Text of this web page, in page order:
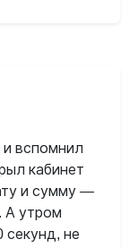
и вспомнил
кабинет
и сумму —
А утром
секунд, не